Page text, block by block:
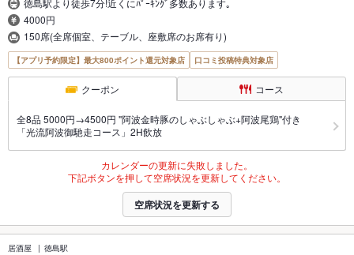
4000円
150席(全席個室、テーブル、座敷席のお席有り)
【アプリ予約限定】最大800ポイント還元対象店 口コミ投稿特典対象店
クーポン コース
全8品 5000円→4500円 "阿波金時豚のしゃぶしゃぶ+阿波尾鶏"付き
「光流阿波御馳走コース」2H飲放
カレンダーの更新に失敗しました。
下記ボタンを押して空席状況を更新してください。
空席状況を更新する
居酒屋 徳島駅